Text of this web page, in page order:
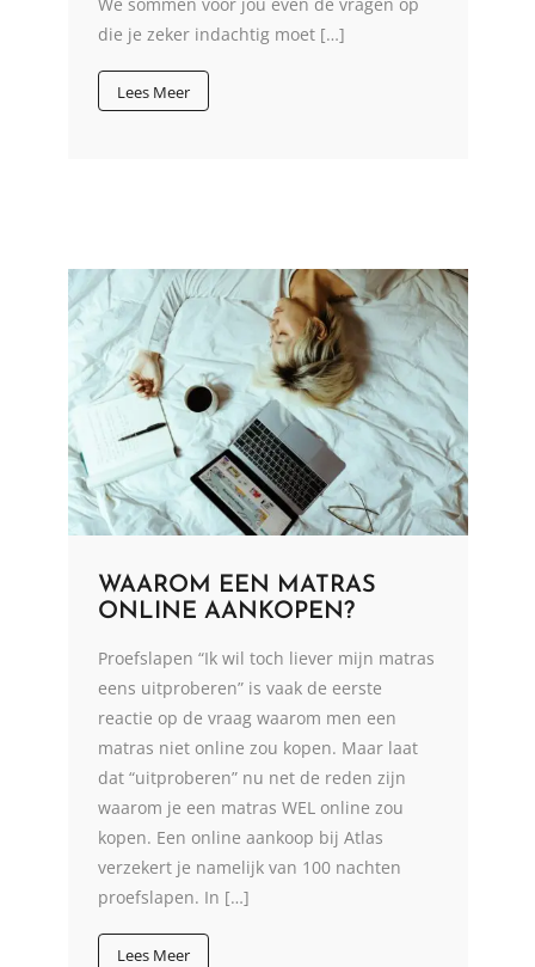
die je zeker indachtig moet […]
Lees Meer
WAAROM EEN MATRAS
ONLINE AANKOPEN?
Proefslapen “Ik wil toch liever mijn matras
eens uitproberen” is vaak de eerste
reactie op de vraag waarom men een
matras niet online zou kopen. Maar laat
dat “uitproberen” nu net de reden zijn
waarom je een matras WEL online zou
kopen. Een online aankoop bij Atlas
verzekert je namelijk van 100 nachten
proefslapen. In […]
Lees Meer